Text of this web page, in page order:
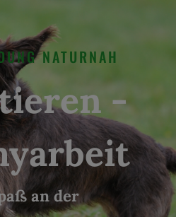
NATURNAH
-
an der